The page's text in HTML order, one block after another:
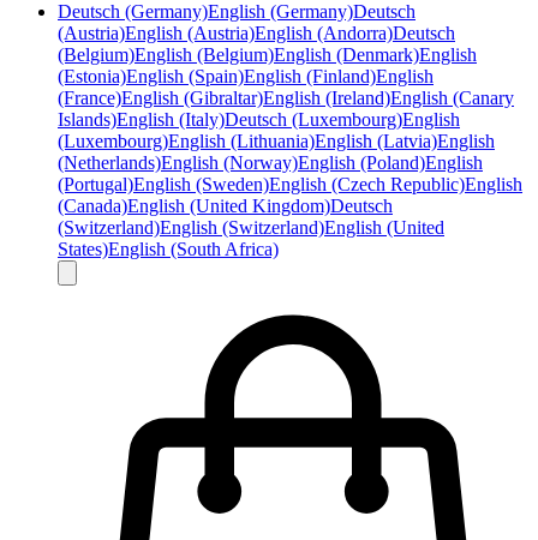
Deutsch (Germany)English (Germany)Deutsch
(Austria)English (Austria)English (Andorra)Deutsch
(Belgium)English (Belgium)English (Denmark)English
(Estonia)English (Spain)English (Finland)English
(France)English (Gibraltar)English (Ireland)English (Canary
Islands)English (Italy)Deutsch (Luxembourg)English
(Luxembourg)English (Lithuania)English (Latvia)English
(Netherlands)English (Norway)English (Poland)English
(Portugal)English (Sweden)English (Czech Republic)English
(Canada)English (United Kingdom)Deutsch
(Switzerland)English (Switzerland)English (United
States)English (South Africa)